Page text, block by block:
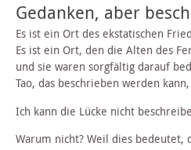
Gedanken, aber
Es ist ein Ort des ekstatischen
Es ist ein Ort, den die Alten des
und sie waren sorgfältig darauf
Tao, das beschrieben werden
Ich kann die Lücke nicht
Warum nicht? Weil dies bedeutet,